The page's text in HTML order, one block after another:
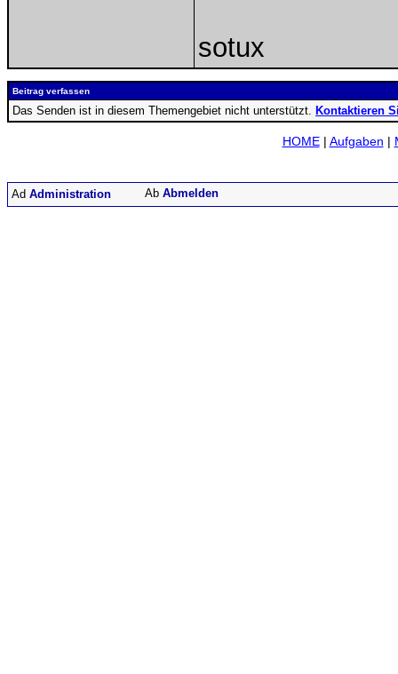
sotux
Beitrag verfassen
Das Senden ist in diesem Themengebiet nicht unterstützt. Kontaktieren
HOME| Aufgaben |
Administration Abmelden